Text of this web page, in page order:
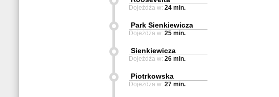
Dojeżdża w: 24 min.
Park Sienkiewicza
Dojeżdża w: 25 min.
Sienkiewicza
Dojeżdża w: 26 min.
Piotrkowska
Dojeżdża w: 27 min.